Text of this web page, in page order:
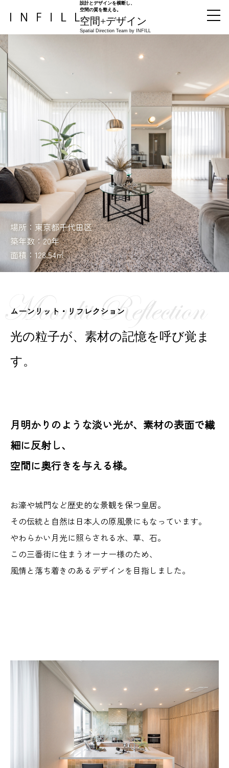
設計とデザインを横断し、
空間の質を整える。
空間+デザイン
Spatial Direction Team by INFILL
場所：東京都千代田区
築年数：20年
面積：128.54㎡
ムーンリット・リフレクション
光の粒子が、素材の記憶を呼び覚ま
す。
月明かりのような淡い光が、素材の表面で繊
細に反射し、
空間に奥行きを与える様。
お濠や城門など歴史的な景観を保つ皇居。
その伝統と自然は日本人の原風景にもなっています。
やわらかい月光に照らされる水、草、石。
この三番街に住まうオーナー様のため、
風情と落ち着きのあるデザインを目指しました。